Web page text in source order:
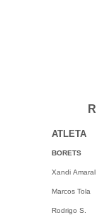
ATLETA
BORETS
Xandi Amaral
Marcos Tola
Rodrigo S.